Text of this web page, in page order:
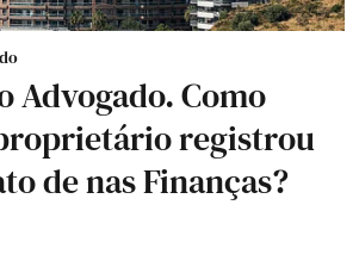
Advogado. Como
registrou
de nas Finanças?